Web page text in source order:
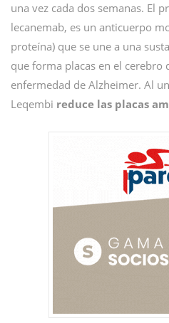
una vez cada dos semanas. El
lecanemab, es un anticuerpo
proteína) que se une a una
que forma placas en el cerebro
enfermedad de Alzheimer. Al
Leqembi reduce las placas